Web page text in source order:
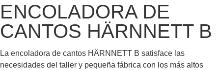
ENCOLADORA DE
CANTOS HÄRNNETT B
La encoladora de cantos HÄRNNETT B satisface las
necesidades del taller y pequeña fábrica con los más altos